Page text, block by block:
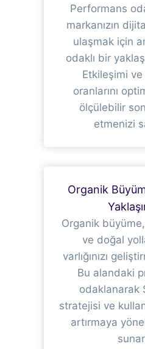
Performans
markanızın
ulaşmak için
odaklı bir
Etkileşimi
oranlarını
ölçülebilir
etmenizi
Organik
Organik
ve doğal
varlığınızı
Bu alandaki
odaklanarak
stratejisi ve
artırmaya